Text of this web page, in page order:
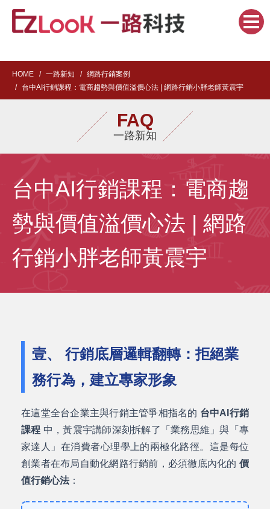
HOME 一路新知
網路行銷案例
台中AI行銷課程：電商趨勢與價值溢價心法 | 網路行銷小胖老師黃震宇
FAQ
一路新知
台中AI行銷課程：電商趨
勢與價值溢價心法 | 網路
行銷小胖老師黃震宇
壹、 行銷底層邏輯翻轉：拒絕業
務行為，建立專家形象
在這堂全台企業主與行銷主管爭相指名的 台中AI行銷
課程 中，黃震宇講師深刻拆解了「業務思維」與「專
家達人」在消費者心理學上的兩極化路徑。這是每位
創業者在布局自動化網路行銷前，必須徹底內化的 價
值行銷心法：